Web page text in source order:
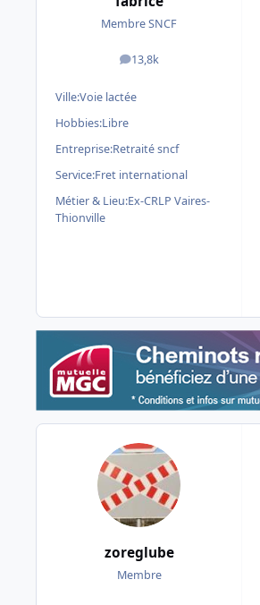
Membre SNCF
13,8k
messages
Ville:Voie lactée
Hobbies:Libre
Entreprise:Retraité sncf
Service:Fret international
Métier & Lieu:Ex-CRLP Vaires-
Thionville
zoreglube
Membre